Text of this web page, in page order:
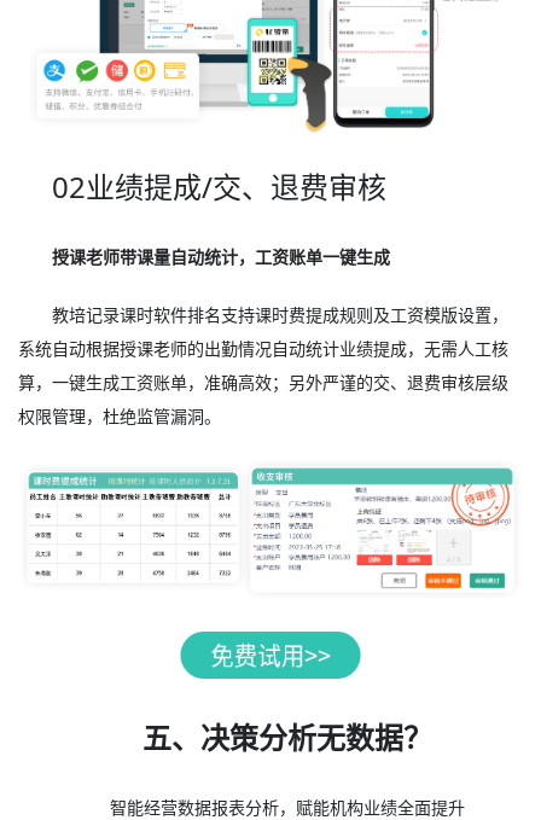
02业绩提成/交、退费审核
授课老师带课量自动统计，工资账单一键生成
教培记录课时软件排名支持课时费提成规则及工资模版设置，
系统自动根据授课老师的出勤情况自动统计业绩提成，无需人工核
算，一键生成工资账单，准确高效；另外严谨的交、退费审核层级
权限管理，杜绝监管漏洞。
五、决策分析无数据？
智能经营数据报表分析，赋能机构业绩全面提升